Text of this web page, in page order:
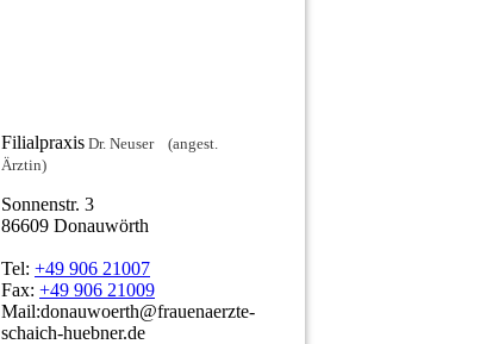
Filialpraxis Dr. Neuser (angest.
Ärztin)
Sonnenstr. 3
86609 Donauwörth
Tel: +49 906 21007
Fax: +49 906 21009
Mail:donauwoerth@frauenaerzte-
schaich-huebner.de